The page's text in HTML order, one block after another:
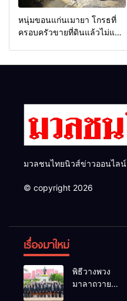
หนุ่มขอนแก่นเมายา โกรธที่
ครอบครัวขายที่ดินแล้วไม่แบ่ง
มวลชนไทยนิวส์ข่าวออนไลน์
© copyright 2026
เรื่องมาใหม่
พิธีวางพวง
มาลาถวาย